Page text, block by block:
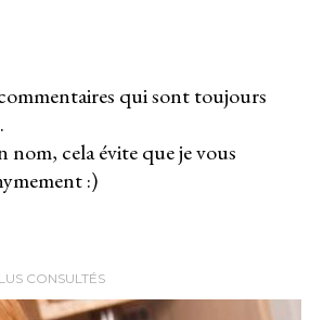
qui sont toujours
nom, cela évite que je vous
:)
CONSULTÉS